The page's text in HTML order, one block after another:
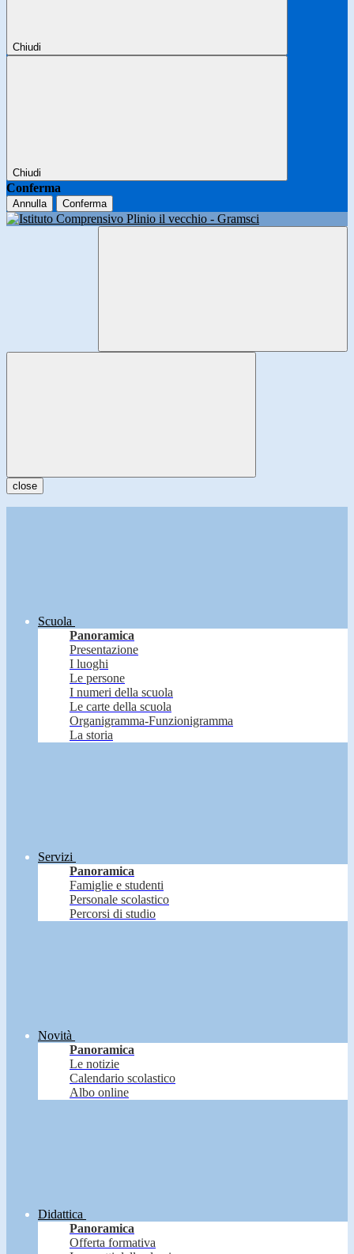
Chiudi
Chiudi
Conferma
Annulla Conferma
close
Scuola
Panoramica
Presentazione
I luoghi
Le persone
I numeri della scuola
Le carte della scuola
Organigramma-Funzionigramma
La storia
Servizi
Panoramica
Famiglie e studenti
Personale scolastico
Percorsi di studio
Novità
Panoramica
Le notizie
Calendario scolastico
Albo online
Didattica
Panoramica
Offerta formativa